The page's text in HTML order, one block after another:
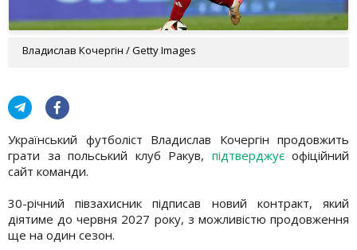
Владислав Кочергін / Getty Images
Український футболіст Владислав Кочергін продовжить
грати за польський клуб Ракув, підтверджує офіційний
сайт команди.
30-річний півзахисник підписав новий контракт, який
діятиме до червня 2027 року, з можливістю продовження
ще на один сезон.